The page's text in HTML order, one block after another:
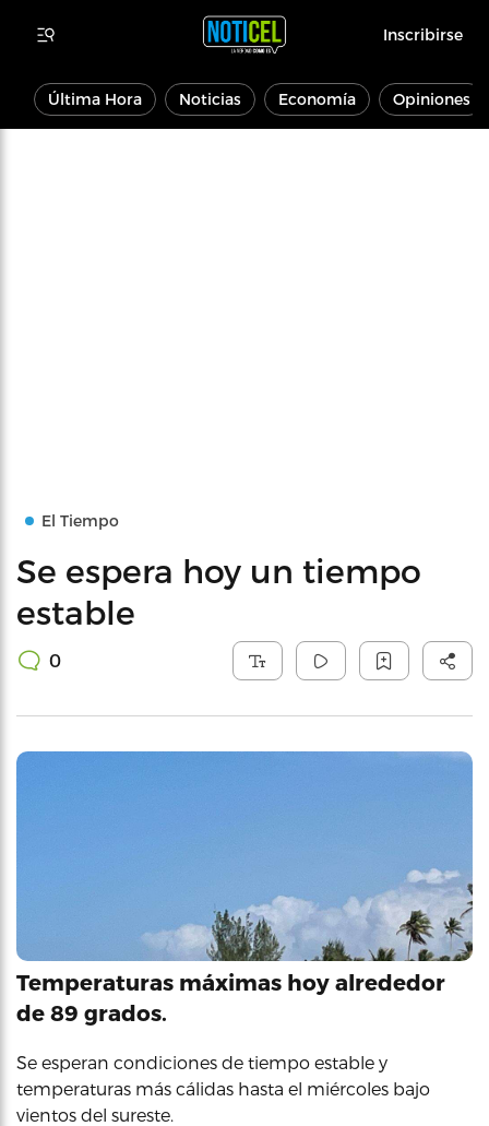
Inscribirse
Última Hora Noticias Economía Opiniones
El Tiempo
Se espera hoy un tiempo
estable
0
Temperaturas máximas hoy alrededor
de 89 grados.
Se esperan condiciones de tiempo estable y
temperaturas más cálidas hasta el miércoles bajo
vientos del sureste.